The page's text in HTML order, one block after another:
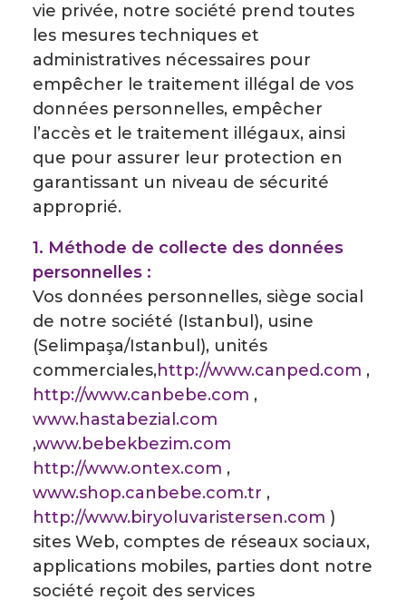
vie privée, notre société prend toutes
les mesures techniques et
administratives nécessaires pour
empêcher le traitement illégal de vos
données personnelles, empêcher
l’accès et le traitement illégaux, ainsi
que pour assurer leur protection en
garantissant un niveau de sécurité
approprié.
1. Méthode de collecte des données
personnelles :
Vos données personnelles, siège social
de notre société (Istanbul), usine
(Selimpaşa/Istanbul), unités
commerciales,http://www.canped.com ,
http://www.canbebe.com ,
www.hastabezial.com
,www.bebekbezim.com
http://www.ontex.com ,
www.shop.canbebe.com.tr ,
http://www.biryoluvaristersen.com )
sites Web, comptes de réseaux sociaux,
applications mobiles, parties dont notre
société reçoit des services